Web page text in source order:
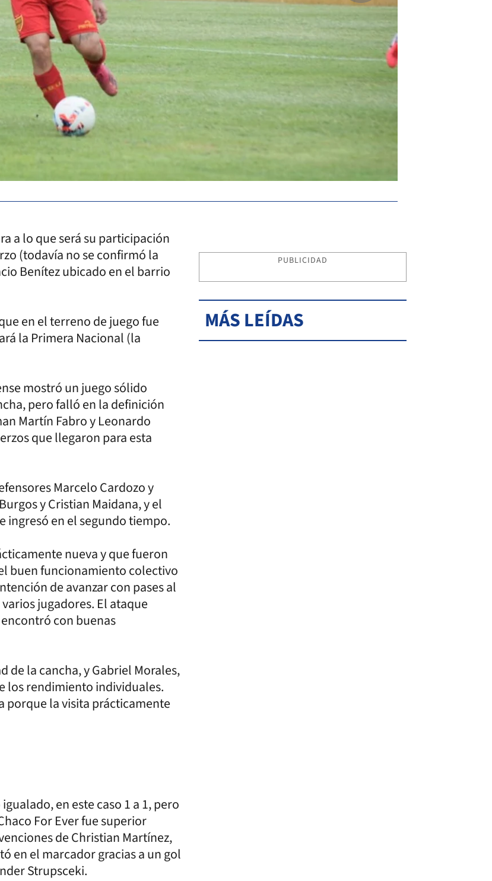
a lo que será su participación
(todavía no se confirmó la
Benítez ubicado en el barrio
en el terreno de juego fue
la Primera Nacional (la
mostró un juego sólido
pero falló en la definición
Martín Fabro y Leonardo
que llegaron para esta
Marcelo Cardozo y
y Cristian Maidana, y el
ingresó en el segundo tiempo.
nueva y que fueron
buen funcionamiento colectivo
de avanzar con pases al
jugadores. El ataque
con buenas
de la cancha, y Gabriel Morales,
los rendimiento individuales.
porque la visita prácticamente
en este caso 1 a 1, pero
For Ever fue superior
de Christian Martínez,
en el marcador gracias a un gol
Strupsceki.
PUBLICIDAD
MÁS LEÍDAS